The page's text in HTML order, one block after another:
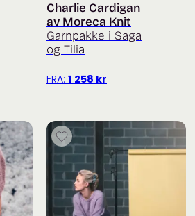
Charlie Cardigan
av Moreca Knit
Garnpakke i Saga
og Tilia
FRA: 1 258 kr